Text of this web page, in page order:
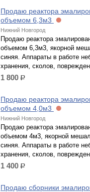
Продаю реактора
объемом 6,3м3
Нижний Новгород
Продаю реактора
объемом 6,3м3, якорной
синяя. Аппараты в работе
хранения, сколов,
1 800 р.
Продаю реактора
объемом 4,0м3
Нижний Новгород
Продаю реактора
объемом 4м3, якорной
синяя. Аппараты в работе
хранения, сколов,
1 400 р.
Продаю сборники